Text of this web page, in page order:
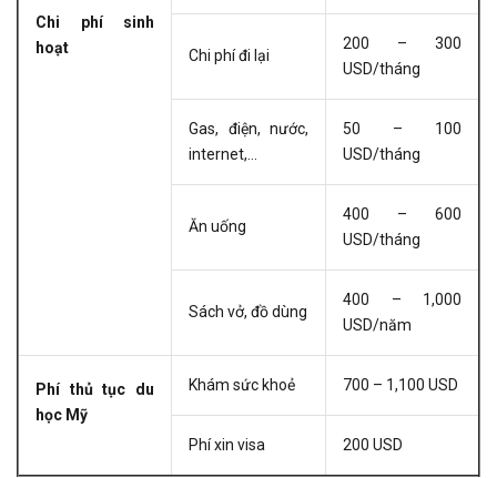
Chi phí sinh
hoạt
Chi phí đi lại
200 – 300
USD/tháng
Gas, điện, nước,
internet,…
50 – 100
USD/tháng
Ăn uống
400 – 600
USD/tháng
Sách vở, đồ dùng
400 – 1,000
USD/năm
Phí thủ tục du
học Mỹ
Khám sức khoẻ 700 – 1,100 USD
Phí xin visa 200 USD